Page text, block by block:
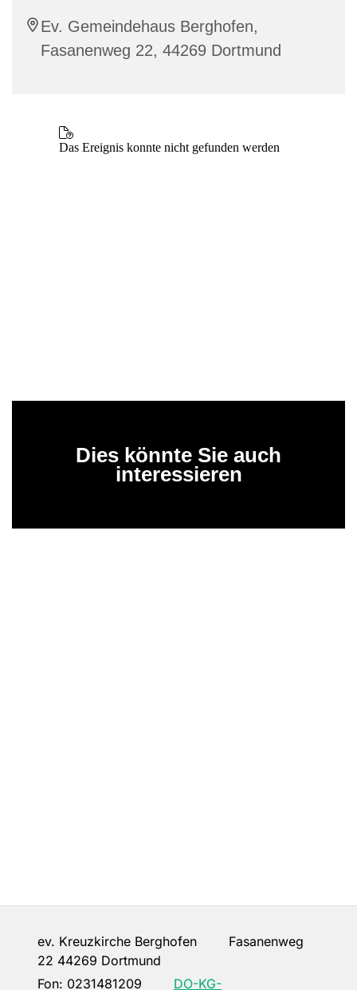
Ev. Gemeindehaus Berghofen,
Fasanenweg 22, 44269 Dortmund
Dies könnte Sie auch
interessieren
ev. Kreuzkirche Berghofen Fasanenweg
22 44269 Dortmund
Fon: 0231481209 DO-KG-